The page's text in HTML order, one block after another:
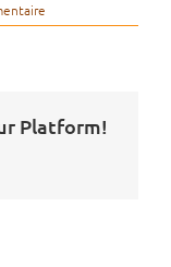
Platform!